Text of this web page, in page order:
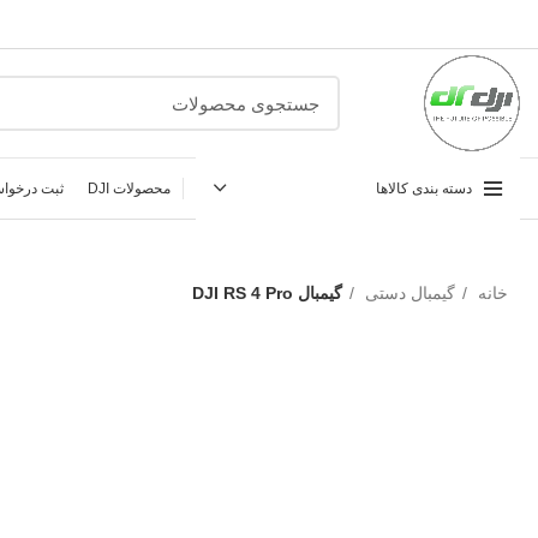
دسته بندی کالاها محصولات DJI ثبت
خانه گیمبال دستی گیمبال DJI RS 4 Pro